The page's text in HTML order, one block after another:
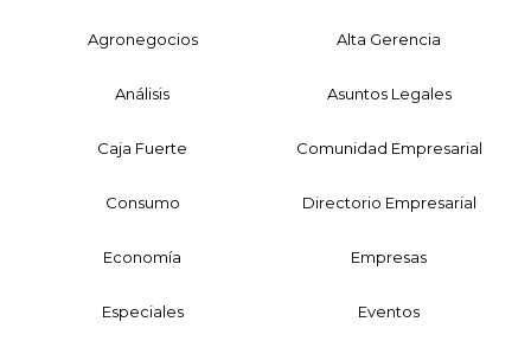
Agronegocios Alta Gerencia
Análisis Asuntos Legales
Caja Fuerte Comunidad Empresarial
Consumo Directorio Empresarial
Economía Empresas
Especiales Eventos